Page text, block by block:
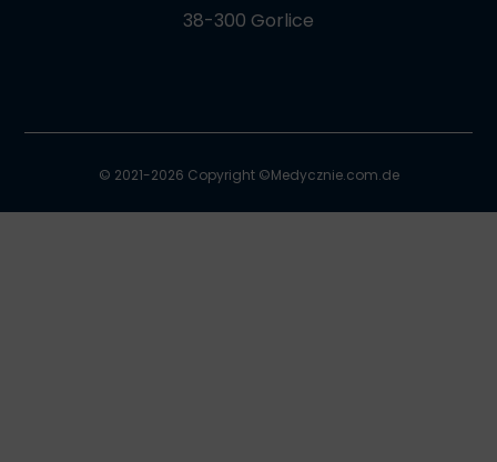
38-300 Gorlice
© 2021-2026 Copyright ©Medycznie.com.de